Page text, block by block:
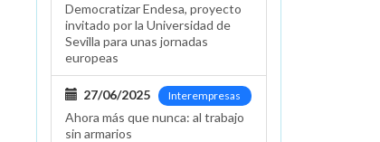
Democratizar Endesa, proyecto
invitado por la Universidad de
Sevilla para unas jornadas
europeas
Interempresas
27/06/2025
Ahora más que nunca: al trabajo
sin armarios